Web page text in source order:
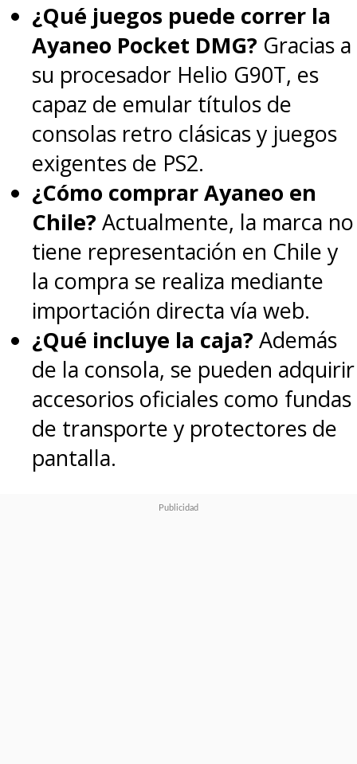
¿Qué juegos puede correr la
Ayaneo Pocket DMG? Gracias a
su procesador Helio G90T, es
capaz de emular títulos de
consolas retro clásicas y juegos
exigentes de PS2.
¿Cómo comprar Ayaneo en
Chile? Actualmente, la marca no
tiene representación en Chile y
la compra se realiza mediante
importación directa vía web.
¿Qué incluye la caja? Además
de la consola, se pueden adquirir
accesorios oficiales como fundas
de transporte y protectores de
pantalla.